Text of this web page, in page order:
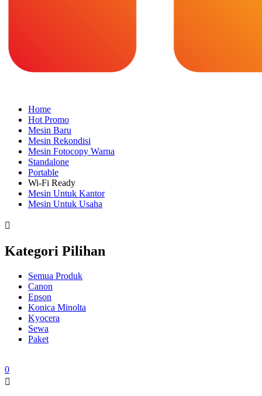
Home
Hot Promo
Mesin Baru
Mesin Rekondisi
Mesin Fotocopy Warna
Standalone
Portable
Wi-Fi Ready
Mesin Untuk Kantor
Mesin Untuk Usaha
Kategori Pilihan
Semua Produk
Canon
Epson
Konica Minolta
Kyocera
Sewa
Paket
0